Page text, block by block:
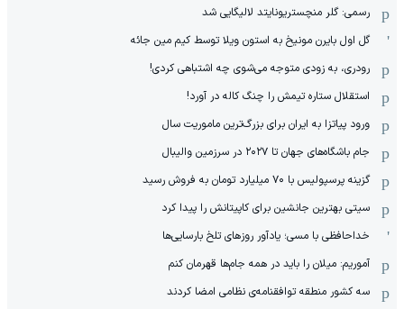
رسمی: گلر منچستریونایتد لالیگایی شد
گل اول بایرن مونیخ به استون ویلا توسط کیم مین جائه
رودری، به زودی متوجه می‌شوی چه اشتباهی کردی!
استقلال ستاره تیمش را چنگ کاله در آورد!
ورود پیاتزا به ایران برای بزرگ‌ترین ماموریت سال
جام باشگاه‌های جهان تا ۲۰۲۷ در سرزمین والیبال
گزینه پرسپولیس با ۷۰ میلیارد تومان به فروش رسید
سیتی بهترین جانشین برای کاپیتانش را پیدا کرد
خداحافظی با مسی؛ یادآور روزهای تلخ بارسایی‌ها
آموریم: میلان را باید در همه جام‌ها قهرمان کنم
سه کشور منطقه توافقنامه‌ی نظامی امضا کردند